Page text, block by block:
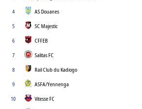
4
AS Douanes
5
SC Majestic
6
CFFEB
7
Salitas FC
8
Rail Club du Kadiogo
9
ASFA/Yennenga
10
Vitesse FC